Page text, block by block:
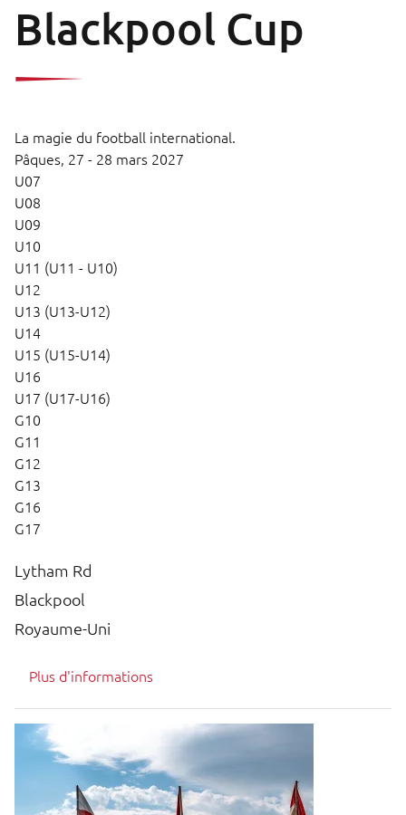
Blackpool Cup
La magie du football international.
Pâques, 27 - 28 mars 2027
U07
U08
U09
U10
U11 (U11 - U10)
U12
U13 (U13-U12)
U14
U15 (U15-U14)
U16
U17 (U17-U16)
G10
G11
G12
G13
G16
G17
Lytham Rd
Blackpool
Royaume-Uni
Plus d'informations